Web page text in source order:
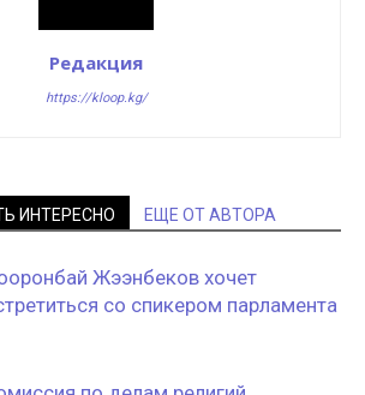
Редакция
https://kloop.kg/
ИНТЕРЕСНО ЕЩЕ ОТ АВТОРА
Жээнбеков хочет
со спикером парламента